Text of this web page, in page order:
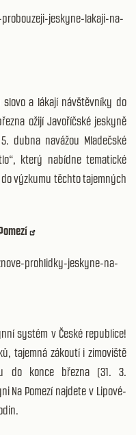
jeskyne-lakaji-na-
a lákají návštěvníky do
ožijí Javoříčské jeskyně
dubna navážou Mladečské
který nabídne tematické
výzkumu těchto tajemných
prohlidky-jeskyne-na-
systém v České republice!
tajemná zákoutí i zimoviště
do konce března (31. 3.
Na Pomezí najdete v Lipové-